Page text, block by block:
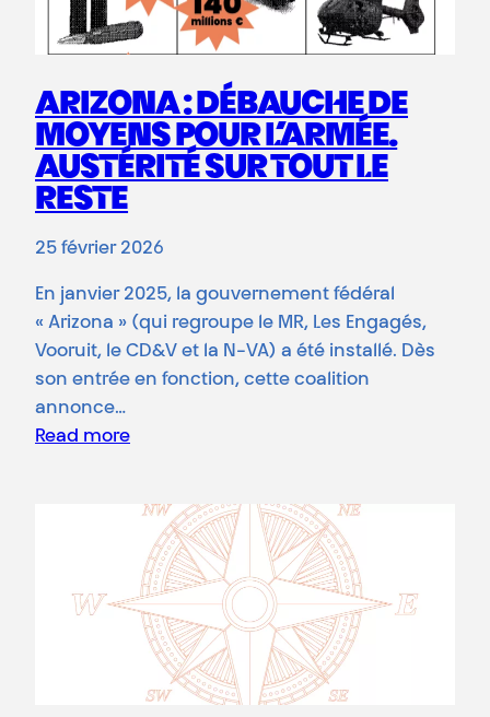
ARIZONA : DÉBAUCHE DE
MOYENS POUR L’ARMÉE.
AUSTÉRITÉ SUR TOUT LE
RESTE
25 février 2026
En janvier 2025, la gouvernement fédéral
« Arizona » (qui regroupe le MR, Les Engagés,
Vooruit, le CD&V et la N-VA) a été installé. Dès
son entrée en fonction, cette coalition
annonce…
Read more